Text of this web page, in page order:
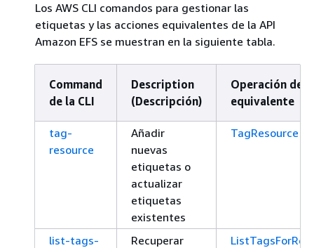
Los AWS CLI comandos para gestionar las
etiquetas y las acciones equivalentes de la API
Amazon EFS se muestran en la siguiente tabla.
Command
de la CLI
Description
(Descripción)
Operación de
equivalente
tag-
resource
Añadir
nuevas
etiquetas o
actualizar
etiquetas
existentes
TagResource
list-tags-
Recuperar